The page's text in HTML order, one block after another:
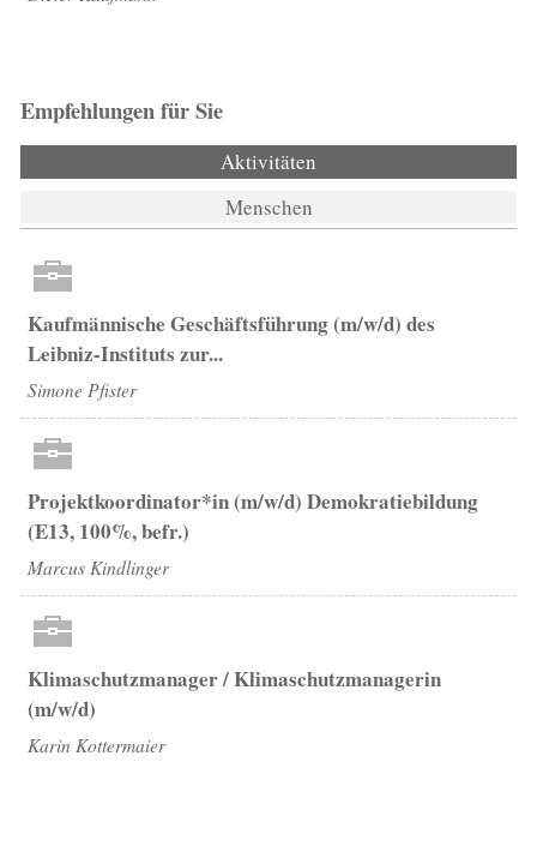
Empfehlungen für Sie
Aktivitäten
Menschen
Kaufmännische Geschäftsführung (m/w/d) des
Leibniz-Instituts zur...
Simone Pfister
Projektkoordinator*in (m/w/d) Demokratiebildung
(E13, 100%, befr.)
Marcus Kindlinger
Klimaschutzmanager / Klimaschutzmanagerin
(m/w/d)
Karin Kottermaier